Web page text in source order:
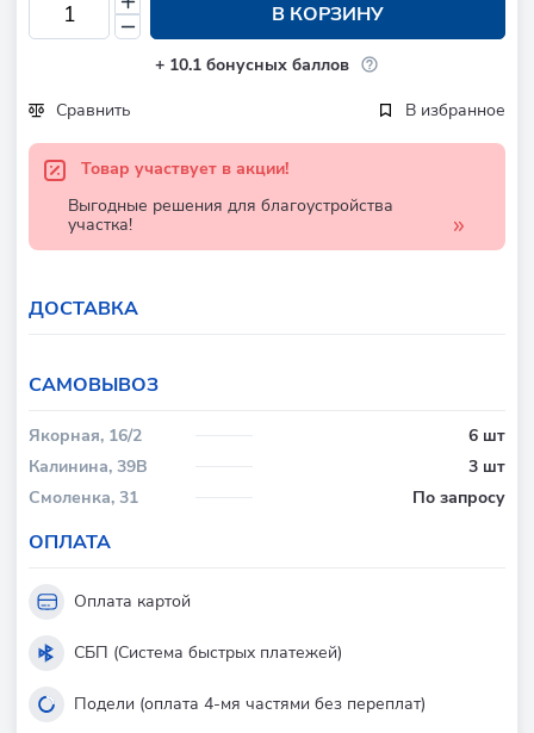
В КОРЗИНУ
+ 10.1 бонусных баллов
Сравнить
В избранное
Товар участвует в акции!
Выгодные решения для благоустройства
участка!
ДОСТАВКА
CАМОВЫВОЗ
Якорная, 16/2
6 шт
Калинина, 39В
3 шт
Смоленка, 31
По запросу
ОПЛАТА
Оплата картой
СБП (Система быстрых платежей)
Подели (оплата 4-мя частями без переплат)